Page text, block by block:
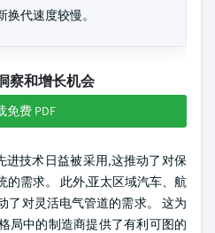
代速度较慢。
察和增长机会
免费 PDF
进技术日益被采用,这推动了对保
的需求。 此外,亚太区域汽车、航
了对灵活电气管道的需求。 这为
局中的制造商提供了有利可图的